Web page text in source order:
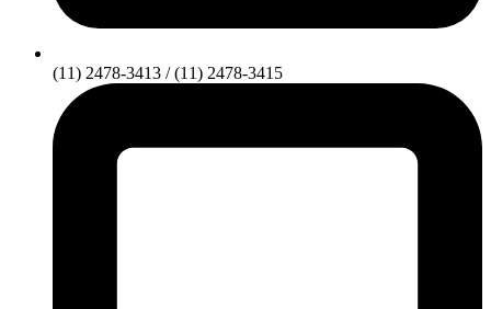
(11) 2478-3413 / (11) 2478-3415